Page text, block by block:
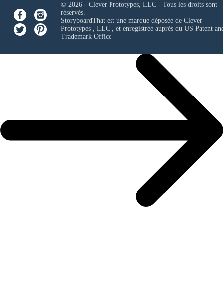
© 2026 - Clever Prototypes, LLC - Tous les droits sont
réservés.
StoryboardThat est une marque déposée de Clever
Prototypes , LLC, et enregistrée auprès du US Patent
Trademark Office